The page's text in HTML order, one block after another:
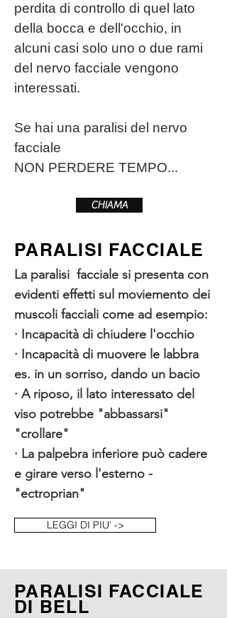
perdita di controllo di quel lato
della bocca e dell'occhio, in
alcuni casi solo uno o due rami
del nervo facciale vengono
interessati.
Se hai una paralisi del nervo
facciale
NON PERDERE TEMPO...
CHIAMA
PARALISI FACCIALE
La paralisi facciale si presenta con
evidenti effetti sul moviemento dei
muscoli facciali come ad esempio:
· Incapacità di chiudere l'occhio
· Incapacità di muovere le labbra
es. in un sorriso, dando un bacio
· A riposo, il lato interessato del
viso potrebbe "abbassarsi"
"crollare"
· La palpebra inferiore può cadere
e girare verso l'esterno -
"ectroprian"
LEGGI DI PIU' ->
PARALISI FACCIALE
DI BELL